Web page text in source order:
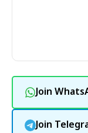
Join
Join